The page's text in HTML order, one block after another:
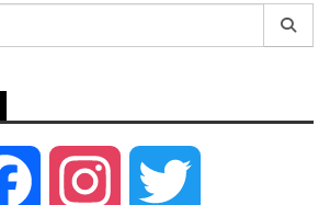
Facebook Instagram